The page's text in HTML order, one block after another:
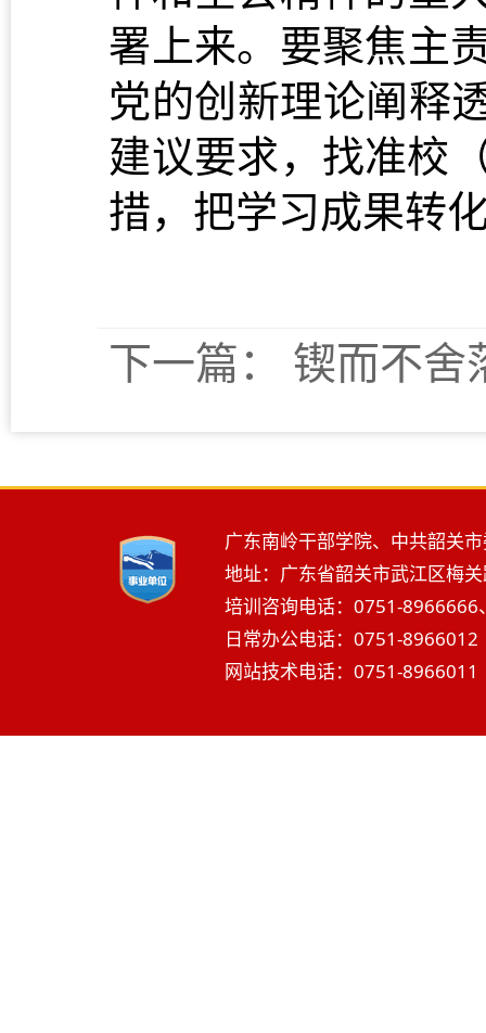
署上来。 要聚焦主
党的创新理论阐释
建议要求，找准校
措， 把学习成果转
下一篇： 锲而不舍
广东南岭干部学院、中共韶关
地址：广东省韶关市武江区梅
培训咨询电话：0751-
日常办公电话：0751-
网站技术电话：0751-